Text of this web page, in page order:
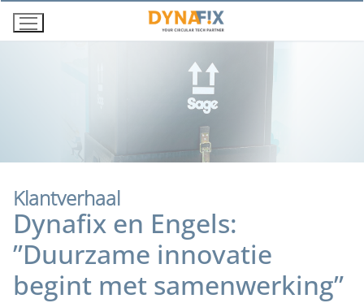
naar
de
Klantverhaal
Dynafix en Engels:
”Duurzame innovatie
begint met samenwerking”